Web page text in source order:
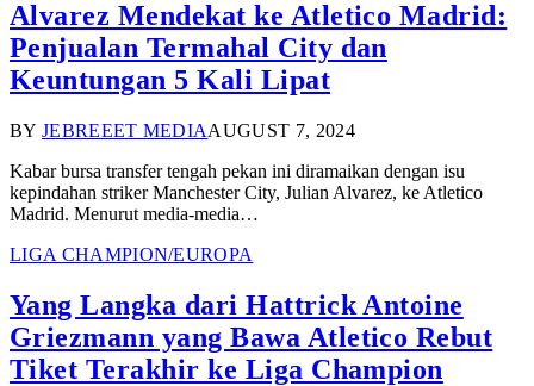
Alvarez Mendekat ke Atletico Madrid:
Penjualan Termahal City dan
Keuntungan 5 Kali Lipat
BY JEBREEET MEDIAAUGUST 7, 2024
Kabar bursa transfer tengah pekan ini diramaikan dengan isu
kepindahan striker Manchester City, Julian Alvarez, ke Atletico
Madrid. Menurut media-media…
LIGA CHAMPION/EUROPA
Yang Langka dari Hattrick Antoine
Griezmann yang Bawa Atletico Rebut
Tiket Terakhir ke Liga Champion